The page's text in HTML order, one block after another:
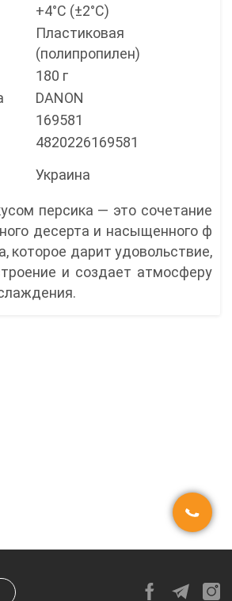
+4°C (±2°C)
Пластиковая
(полипропилен)
180 г
DANON
169581
4820226169581
Украина
персика — это сочетание
десерта и насыщенного ф
которое дарит удовольствие,
и создает атмосферу